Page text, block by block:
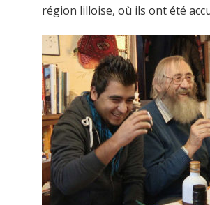
région lilloise, où ils ont été